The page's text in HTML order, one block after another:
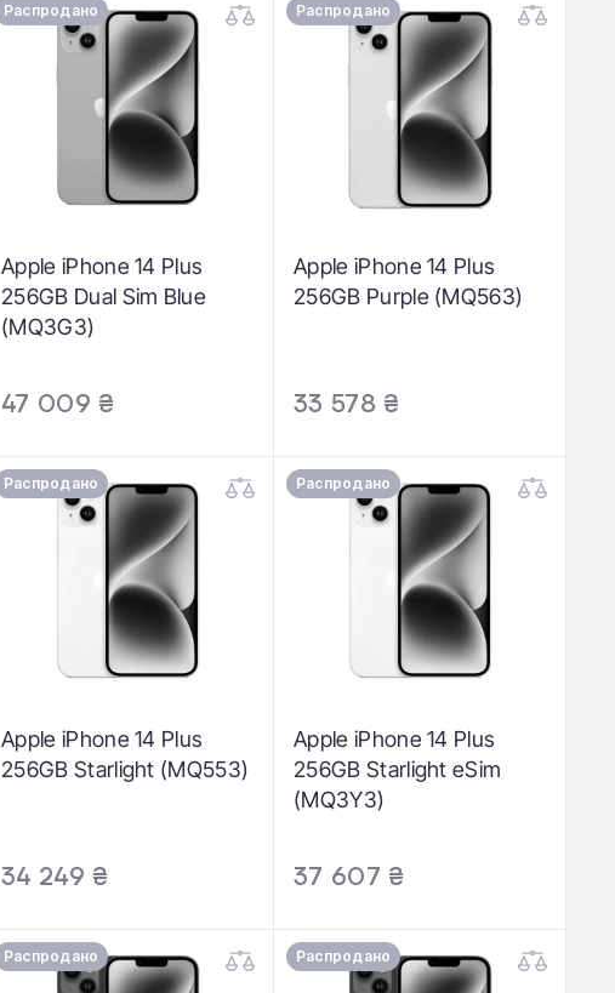
Распродано
Apple iPhone 14 Plus
256GB Dual Sim Blue
(MQ3G3)
47 009 ₴
Распродано
Apple iPhone 14 Plus
256GB Purple (MQ563)
33 578 ₴
Распродано
Apple iPhone 14 Plus
256GB Starlight (MQ553)
34 249 ₴
Распродано
Apple iPhone 14 Plus
256GB Starlight eSim
(MQ3Y3)
37 607 ₴
Распродано Распродано